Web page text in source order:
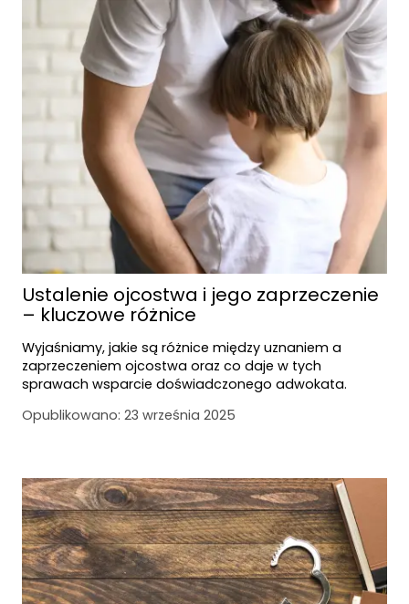
Ustalenie ojcostwa i jego zaprzeczenie
– kluczowe różnice
Wyjaśniamy, jakie są różnice między uznaniem a
zaprzeczeniem ojcostwa oraz co daje w tych
sprawach wsparcie doświadczonego adwokata.
Opublikowano: 23 września 2025